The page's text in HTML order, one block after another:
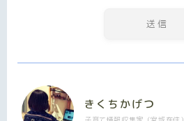
きくちかげつ